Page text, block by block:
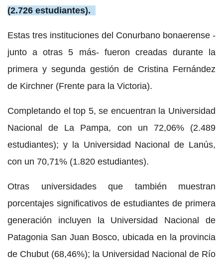
(2.726 estudiantes).
Estas tres instituciones del Conurbano bonaerense -
junto a otras 5 más- fueron creadas durante la
primera y segunda gestión de Cristina Fernández
de Kirchner (Frente para la Victoria).
Completando el top 5, se encuentran la Universidad
Nacional de La Pampa, con un 72,06% (2.489
estudiantes); y la Universidad Nacional de Lanús,
con un 70,71% (1.820 estudiantes).
Otras universidades que también muestran
porcentajes significativos de estudiantes de primera
generación incluyen la Universidad Nacional de
Patagonia San Juan Bosco, ubicada en la provincia
de Chubut (68,46%); la Universidad Nacional de Río